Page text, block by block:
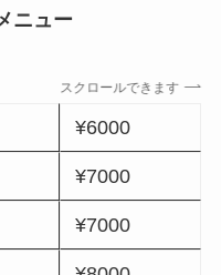
ニュー
スクロールできます
¥6000
¥7000
¥7000